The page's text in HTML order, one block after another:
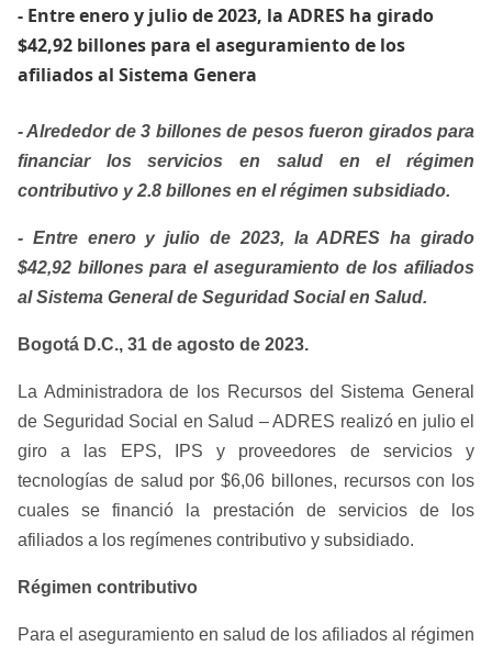
- Entre enero y julio de 2023, la ADRES ha girado
$42,92 billones para el aseguramiento de los
afiliados al Sistema Genera
- Alrededor de 3 billones de pesos fueron girados para
financiar los servicios en salud en el régimen
contributivo y 2.8 billones en el régimen subsidiado.
- Entre enero y julio de 2023, la ADRES ha girado
$42,92 billones para el aseguramiento de los afiliados
al Sistema General de Seguridad Social en Salud.
Bogotá D.C., 31 de agosto de 2023.
La Administradora de los Recursos del Sistema General
de Seguridad Social en Salud – ADRES realizó en julio el
giro a las EPS, IPS y proveedores de servicios y
tecnologías de salud por $6,06 billones, recursos con los
cuales se financió la prestación de servicios de los
afiliados a los regímenes contributivo y subsidiado.
Régimen contributivo
Para el aseguramiento en salud de los afiliados al régimen